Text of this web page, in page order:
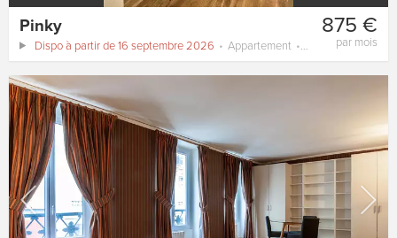
875 €
par mois
Pinky
Dispo à partir de 16 septembre 2026 Appartement 16 m²